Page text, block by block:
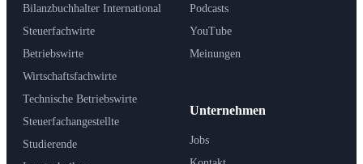
Bilanzbuchhalter International
Steuerfachwirte
Betriebswirte
Wirtschaftsfachwirte
Technische Betriebswirte
Steuerfachangestellte
Studierende
Podcasts
YouTube
Meinungen
Unternehmen
Jobs